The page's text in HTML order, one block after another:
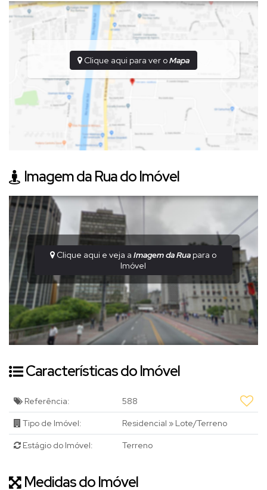
Taxa de Permeabilidade Mínima (Taxa de Permeabilidade
(%)):
25,00
Recuo Frontal:
Clique aqui para ver oMapa
Imagem da Rua do Imóvel
Clique aqui e veja aImagem da Rua para o
Imóvel
Características do Imóvel
Referência: 588
Tipo de Imóvel: Residencial » Lote/Terreno
Estágio do Imóvel: Terreno
Medidas do Imóvel